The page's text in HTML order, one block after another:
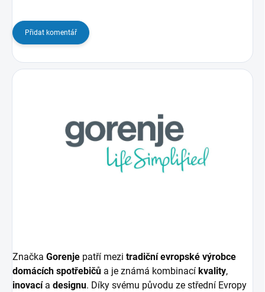
Přidat komentář
Značka Gorenje patří mezi tradiční evropské výrobce
domácích spotřebičů a je známá kombinací kvality,
inovacía designu. Díky svému původu ze střední Evropy